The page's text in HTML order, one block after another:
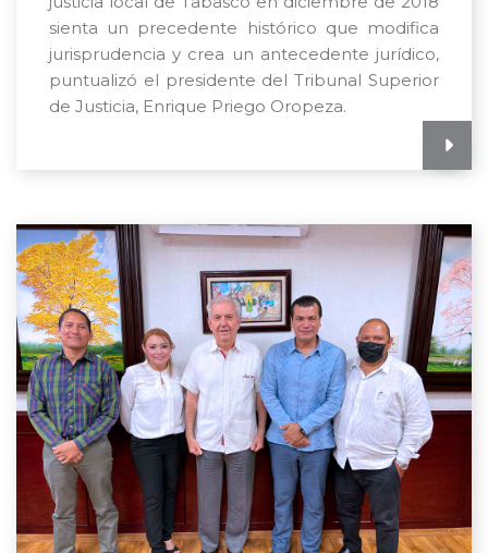
sienta un precedente histórico que modifica
jurisprudencia y crea un antecedente jurídico,
puntualizó el presidente del Tribunal Superior
de Justicia, Enrique Priego Oropeza.